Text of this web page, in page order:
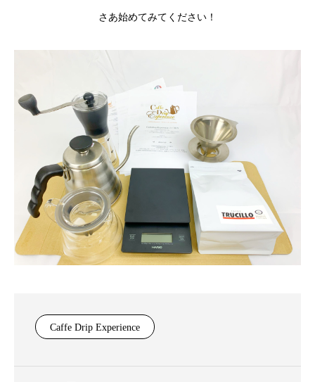
さあ始めてみてください！
Caffe Drip Experience